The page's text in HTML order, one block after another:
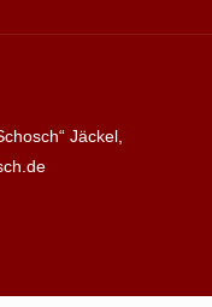
Jäckel,